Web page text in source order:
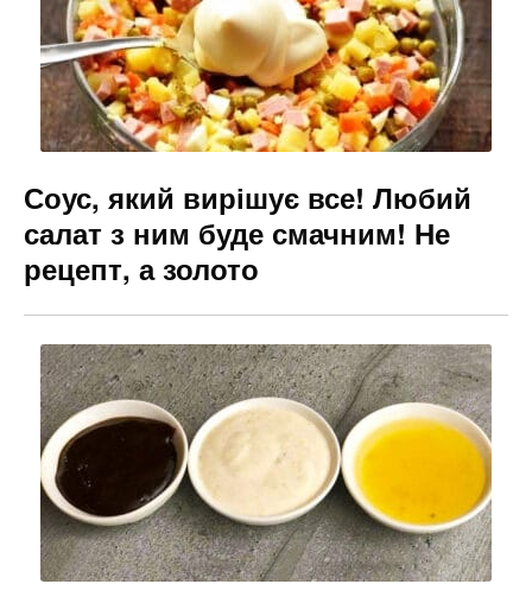
Соус, який вирішує все! Любий
салат з ним буде смачним! Не
рецепт, а золото